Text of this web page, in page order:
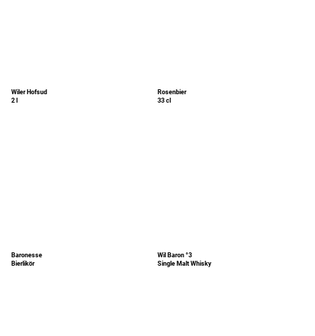
Wiler Hofsud
2 l
Rosenbier
33 cl
Baronesse
Bierlikör
Wil Baron °3
Single Malt Whisky